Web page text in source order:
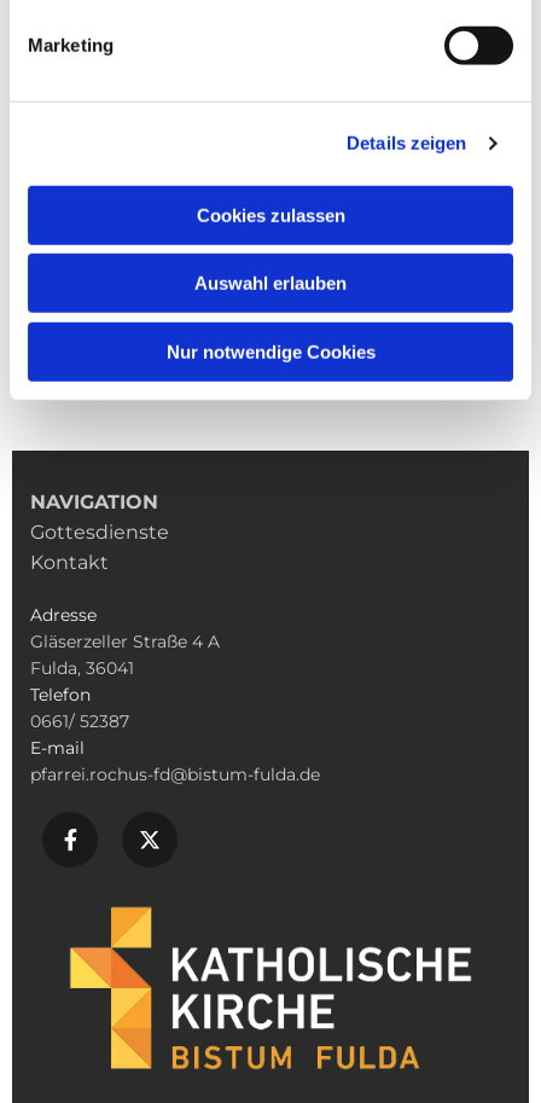
Marketing
Details zeigen
Cookies zulassen
Auswahl erlauben
Nur notwendige Cookies
NAVIGATION
Gottesdienste
Kontakt
Adresse
Gläserzeller Straße 4 A
Fulda, 36041
Telefon
0661/ 52387
E-mail
pfarrei.rochus-fd@bistum-fulda.de